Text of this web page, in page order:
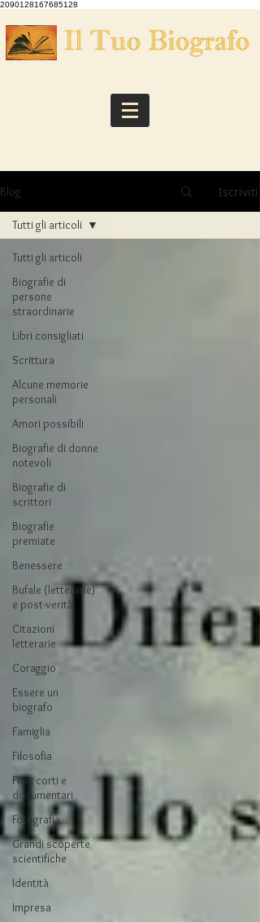
2090128167685128
Blog Iscriviti
Tutti gli articoli
Biografie di
persone
straordinarie
Libri consigliati
Scrittura
Alcune memorie
personali
Amori possibili
Biografie di donne
notevoli
Biografie di
scrittori
Biografie
premiate
Benessere
Bufale (letterarie)
e post-verità
Citazioni
letterarie
Coraggio
Essere un
biografo
Famiglia
Filosofia
Film, corti e
documentari
Fotografia
Grandi scoperte
scientifiche
Identità
Impresa
Tutti gli articoli